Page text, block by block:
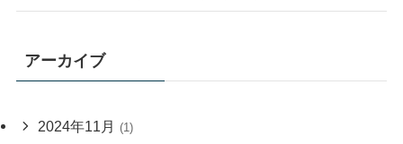
アーカイブ
2024年11月 (1)